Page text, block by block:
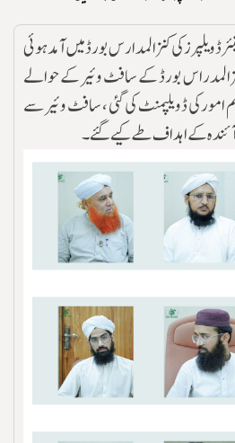
ڈویلپرز کی کنز المدارس بورڈ میں آمد ہوئی
المدراس بورڈ کے سافٹ وئیر کے حوالے
کی ڈویلپمنٹ کی گئی ، سافٹ وئیر سے
کے اہداف طے کیے گئے۔